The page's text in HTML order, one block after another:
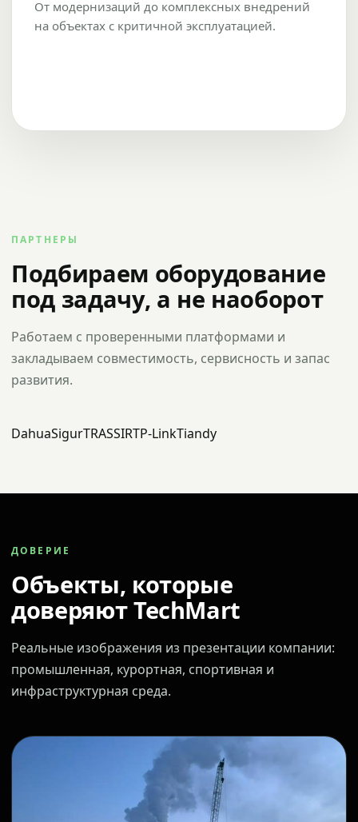
От модернизаций до комплексных внедрений
на объектах с критичной эксплуатацией.
ПАРТНЕРЫ
Подбираем оборудование
под задачу, а не наоборот
Работаем с проверенными платформами и
закладываем совместимость, сервисность и запас
развития.
DahuaSigurTRASSIRTP-LinkTiandy
ДОВЕРИЕ
Объекты, которые
доверяют TechMart
Реальные изображения из презентации компании:
промышленная, курортная, спортивная и
инфраструктурная среда.